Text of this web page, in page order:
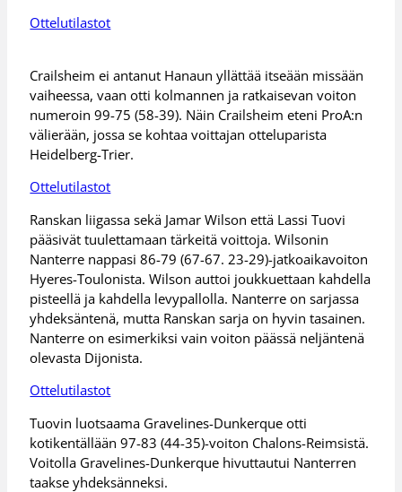
Ottelutilastot
Crailsheim ei antanut Hanaun yllättää itseään missään
vaiheessa, vaan otti kolmannen ja ratkaisevan voiton
numeroin 99-75 (58-39). Näin Crailsheim eteni ProA:n
välierään, jossa se kohtaa voittajan otteluparista
Heidelberg-Trier.
Ottelutilastot
Ranskan liigassa sekä Jamar Wilson että Lassi Tuovi
pääsivät tuulettamaan tärkeitä voittoja. Wilsonin
Nanterre nappasi 86-79 (67-67. 23-29)-jatkoaikavoiton
Hyeres-Toulonista. Wilson auttoi joukkuettaan kahdella
pisteellä ja kahdella levypallolla. Nanterre on sarjassa
yhdeksäntenä, mutta Ranskan sarja on hyvin tasainen.
Nanterre on esimerkiksi vain voiton päässä neljäntenä
olevasta Dijonista.
Ottelutilastot
Tuovin luotsaama Gravelines-Dunkerque otti
kotikentällään 97-83 (44-35)-voiton Chalons-Reimsistä.
Voitolla Gravelines-Dunkerque hivuttautui Nanterren
taakse yhdeksänneksi.